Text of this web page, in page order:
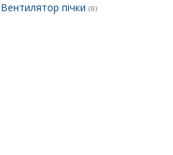
Вентилятор пічки (9)